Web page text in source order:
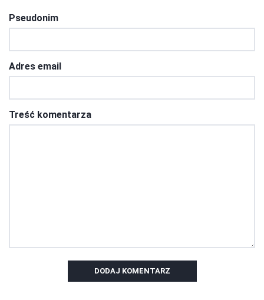
Pseudonim
Adres email
Treść komentarza
DODAJ KOMENTARZ